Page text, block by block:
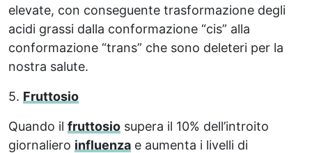
elevate, con conseguente trasformazione degli
acidi grassi dalla conformazione “cis” alla
conformazione “trans” che sono deleteri per la
nostra salute.
5. Fruttosio
Quando il fruttosio supera il 10% dell’introito
giornaliero influenza e aumenta i livelli di